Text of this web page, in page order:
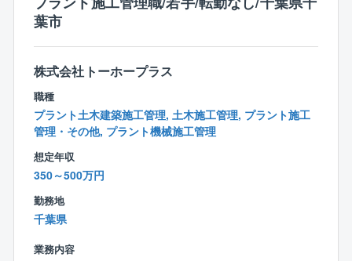
【その他】
■千葉、川崎、岡山をメインに全国の施工現場に行って
いただきます。
※出張業務の間は日当2,400円/日支給
※経験も踏まえ少しずつ業務をお任せしますので経験が
浅い方もご安心いただけます。
※入社後は3ヵ月程度の丁寧な研修あり（プラントに関
わる知識を習得）
葉市
株式会社トーホープラス
職種
プラント土木建築施工管理, 土木施工管理, プラント施工
管理・その他, プラント機械施工管理
想定年収
350～500万円
勤務地
千葉県
業務内容